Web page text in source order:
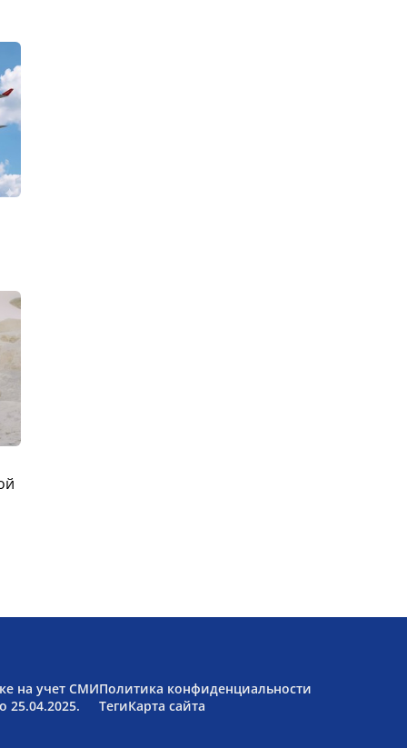
на учет СМИ
25.04.2025.
Политика конфиденциальности
ТегиКарта сайта